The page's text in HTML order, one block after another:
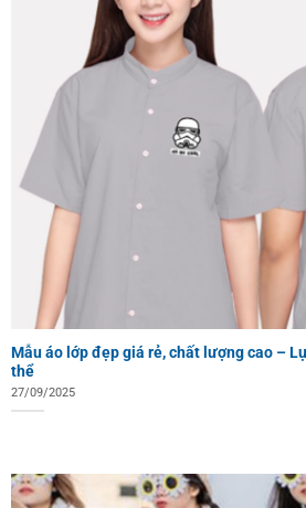
Mẫu áo lớp đẹp giá rẻ, chất lượng cao –
thể
27/09/2025